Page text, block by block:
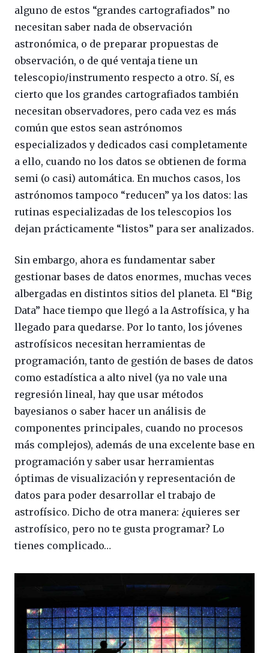
alguno de estos “grandes cartografiados” no
necesitan saber nada de observación
astronómica, o de preparar propuestas de
observación, o de qué ventaja tiene un
telescopio/instrumento respecto a otro. Sí, es
cierto que los grandes cartografiados también
necesitan observadores, pero cada vez es más
común que estos sean astrónomos
especializados y dedicados casi completamente
a ello, cuando no los datos se obtienen de forma
semi (o casi) automática. En muchos casos, los
astrónomos tampoco “reducen” ya los datos: las
rutinas especializadas de los telescopios los
dejan prácticamente “listos” para ser analizados.
Sin embargo, ahora es fundamentar saber
gestionar bases de datos enormes, muchas veces
albergadas en distintos sitios del planeta. El “Big
Data” hace tiempo que llegó a la Astrofísica, y ha
llegado para quedarse. Por lo tanto, los jóvenes
astrofísicos necesitan herramientas de
programación, tanto de gestión de bases de datos
como estadística a alto nivel (ya no vale una
regresión lineal, hay que usar métodos
bayesianos o saber hacer un análisis de
componentes principales, cuando no procesos
más complejos), además de una excelente base en
programación y saber usar herramientas
óptimas de visualización y representación de
datos para poder desarrollar el trabajo de
astrofísico. Dicho de otra manera: ¿quieres ser
astrofísico, pero no te gusta programar? Lo
tienes complicado…